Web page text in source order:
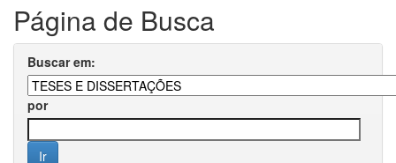
Página de Busca
Buscar em:
por